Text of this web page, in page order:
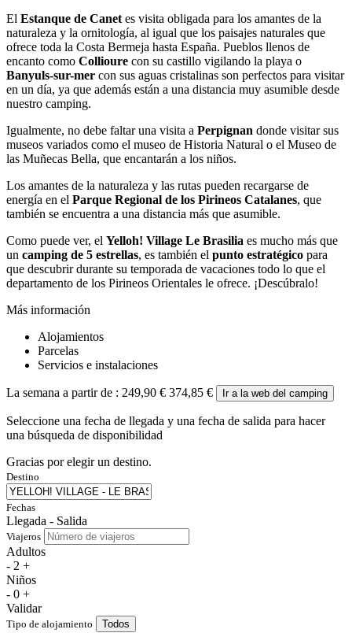
El Estanque de Canetes visita obligada para los amantes de la
naturaleza y la ornitología, al igual que los paisajes naturales que
ofrece toda la Costa Bermeja hasta España. Pueblos llenos de
encanto como Collioure con su castillo vigilando la playa o
Banyuls-sur-mer con sus aguas cristalinas son perfectos para visitar
en un día, ya que además están a una distancia muy asumible desde
nuestro camping.
Igualmente, no debe faltar una visita a Perpignan donde visitar sus
museos variados como el museo de Historia Natural o el Museo de
las Muñecas Bella, que encantarán a los niños.
Los amantes de la naturaleza y las rutas pueden recargarse de
energía en el Parque Regional de los Pirineos Catalanes, que
también se encuentra a una distancia más que asumible.
Como puede ver, el Yelloh! Village Le Brasilia es mucho más que
un camping de 5 estrellas, es también el punto estratégico para
que descubrir durante su temporada de vacaciones todo lo que el
departamento de los Pirineos Orientales le ofrece. ¡Descúbralo!
Más información
Alojamientos
Parcelas
Servicios e instalaciones
La semana a partir de : 249,90 € 374,85 € Ir a la web del camping
Seleccione una fecha de llegada y una fecha de salida para hacer
una búsqueda de disponibilidad
Gracias por elegir un destino.
Destino
Fechas
Llegada - Salida
Viajeros
Adultos
- 2 +
Niños
- 0 +
Validar
Tipo de alojamiento Todos